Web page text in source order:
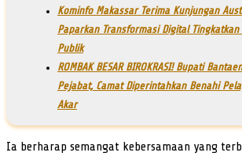
Kominfo Makassar Terima Kunjungan
Paparkan Transformasi Digital
Publik
ROMBAK BESAR BIROKRASI! Bupati
Pejabat, Camat Diperintahkan Benahi
Akar
Ia berharap semangat kebersamaan yang